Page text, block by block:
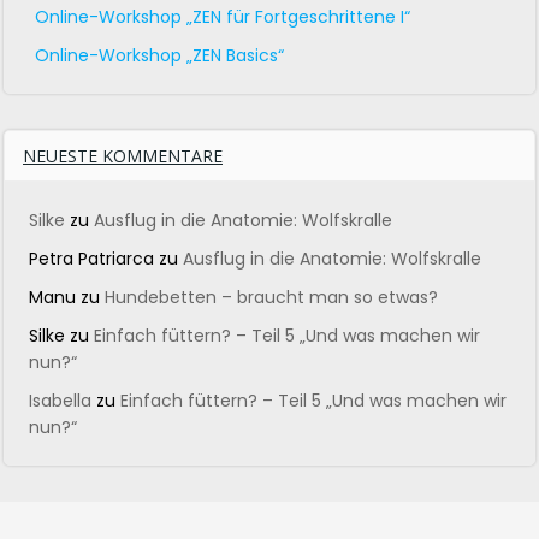
Online-Workshop „ZEN für Fortgeschrittene I“
Online-Workshop „ZEN Basics“
NEUESTE KOMMENTARE
Silke zu Ausflug in die Anatomie: Wolfskralle
Petra Patriarca zu Ausflug in die Anatomie: Wolfskralle
Manu zu Hundebetten – braucht man so etwas?
Silke zu Einfach füttern? – Teil 5 „Und was machen wir
nun?“
Isabella zu Einfach füttern? – Teil 5 „Und was machen wir
nun?“